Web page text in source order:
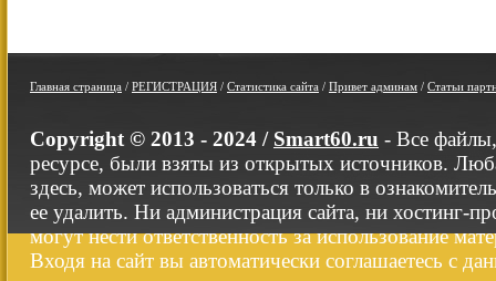
Главная страница / РЕГИСТРАЦИЯ / Статистика сайта / Привет админам / Статьи
Copyright © 2013 - 2024 / Smart60.ru - Все
ресурсе, были взяты из открытых источников.
здесь, может использоваться только в
ее удалить. Ни администрация сайта, ни хостинг-
могут нести ответственность за использование
Входя на сайт вы автоматически соглашаетесь с